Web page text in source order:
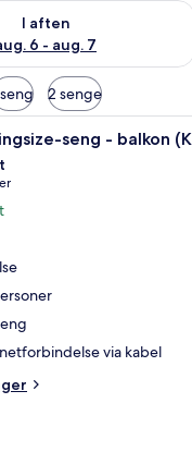
I aften
6 - aug. 7
for i aften aug. 6 -
2 senge
Senge med
seng - balkon
via kabel